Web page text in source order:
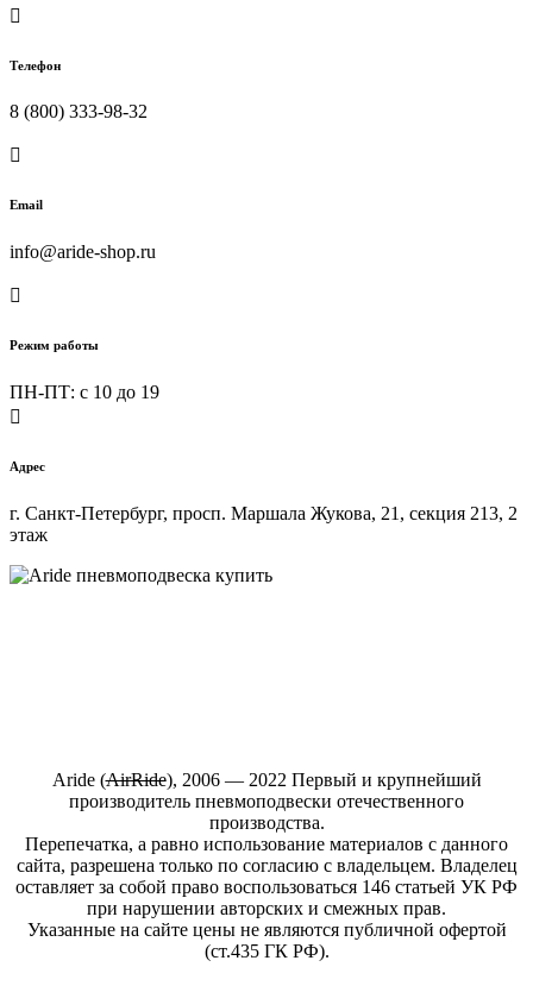

Телефон
8 (800) 333-98-32

Email
info@aride-shop.ru

Режим работы
ПН-ПТ: c 10 до 19

Адрес
г. Санкт-Петербург, просп. Маршала Жукова, 21, секция 213, 2
этаж
Aride (АirRide), 2006 — 2022 Первый и крупнейший
производитель пневмоподвески отечественного
производства.
Перепечатка, а равно использование материалов с данного
сайта, разрешена только по согласию с владельцем. Владелец
оставляет за собой право воспользоваться 146 статьей УК РФ
при нарушении авторских и смежных прав.
Указанные на сайте цены не являются публичной офертой
(ст.435 ГК РФ).